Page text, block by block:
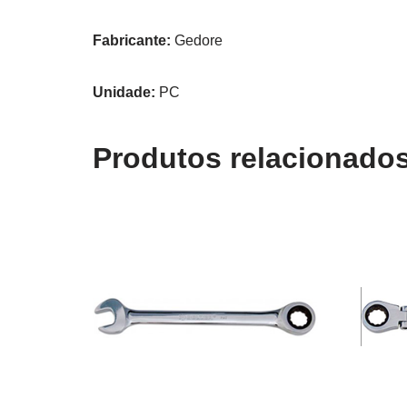
Fabricante: Gedore
Unidade: PC
Produtos